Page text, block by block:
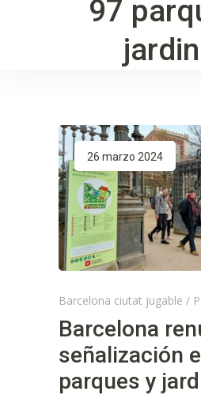
97
26 marzo 2024
Barcelona ciutat jugable /
Barcelona
señalización
parques y